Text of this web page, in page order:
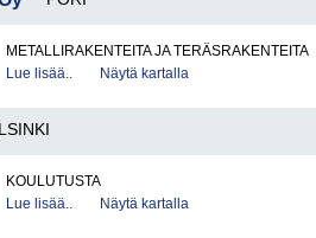
METALLIRAKENTEITA JA TERÄSRAKENTEITA
Lue lisää..
Näytä kartalla
KOULUTUSTA
Lue lisää..
Näytä kartalla